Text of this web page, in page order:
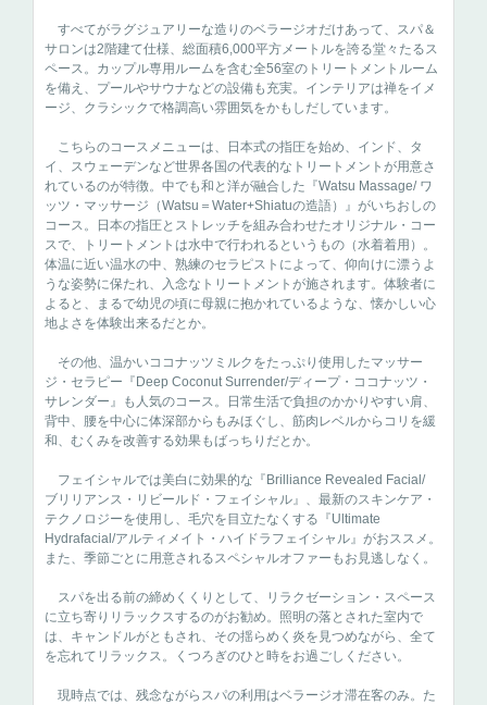
すべてがラグジュアリーな造りのベラージオだけあって、スパ＆
サロンは2階建て仕様、総面積6,000平方メートルを誇る堂々たるス
ペース。カップル専用ルームを含む全56室のトリートメントルーム
を備え、プールやサウナなどの設備も充実。インテリアは禅をイメ
ージ、クラシックで格調高い雰囲気をかもしだしています。
こちらのコースメニューは、日本式の指圧を始め、インド、タ
イ、スウェーデンなど世界各国の代表的なトリートメントが用意さ
れているのが特徴。中でも和と洋が融合した『Watsu Massage/ ワ
ッツ・マッサージ（Watsu＝Water+Shiatuの造語）』がいちおしの
コース。日本の指圧とストレッチを組み合わせたオリジナル・コー
スで、トリートメントは水中で行われるというもの（水着着用）。
体温に近い温水の中、熟練のセラピストによって、仰向けに漂うよ
うな姿勢に保たれ、入念なトリートメントが施されます。体験者に
よると、まるで幼児の頃に母親に抱かれているような、懐かしい心
地よさを体験出来るだとか。
その他、温かいココナッツミルクをたっぷり使用したマッサー
ジ・セラピー『Deep Coconut Surrender/ディープ・ココナッツ・
サレンダー』も人気のコース。日常生活で負担のかかりやすい肩、
背中、腰を中心に体深部からもみほぐし、筋肉レベルからコリを緩
和、むくみを改善する効果もばっちりだとか。
フェイシャルでは美白に効果的な『Brilliance Revealed Facial/
ブリリアンス・リビールド・フェイシャル』、最新のスキンケア・
テクノロジーを使用し、毛穴を目立たなくする『Ultimate
Hydrafacial/アルティメイト・ハイドラフェイシャル』がおススメ。
また、季節ごとに用意されるスペシャルオファーもお見逃しなく。
スパを出る前の締めくくりとして、リラクゼーション・スペース
に立ち寄りリラックスするのがお勧め。照明の落とされた室内で
は、キャンドルがともされ、その揺らめく炎を見つめながら、全て
を忘れてリラックス。くつろぎのひと時をお過ごしください。
現時点では、残念ながらスパの利用はベラージオ滞在客のみ。た